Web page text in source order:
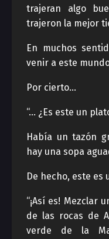
trajeran algo
trajeron la mejor
En muchos
venir a este
Por cierto…
“… ¿Es este un
Había un tazón
hay una sopa
De hecho, este es
“¡Así es! Mezclar
de las rocas de
verde de la